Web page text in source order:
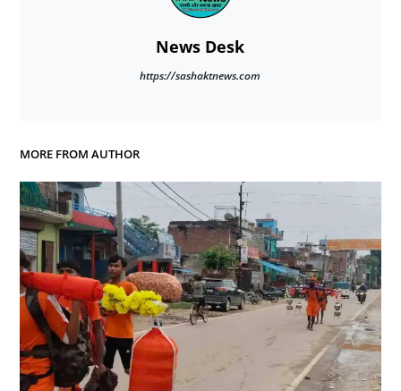
News Desk
https://sashaktnews.com
MORE FROM AUTHOR